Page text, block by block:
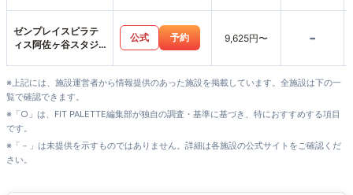
ゼンプレイスピラテ
ィス阿佐ヶ谷スタジ
公式 予約 9,625円〜 -
※上記には、施設運営者から情報提供のあった施設を掲載しています。全施設は下の一
覧で確認できます。
※「○」は、FIT PALETTE編集部が独自の調査・基準に基づき、特におすすめする項目
です。
※「－」は未提供を示すものではありません。詳細は各施設の公式サイトをご確認くだ
さい。